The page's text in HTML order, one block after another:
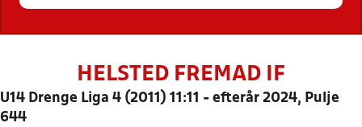
HELSTED FREMAD IF
U14 Drenge Liga 4 (2011) 11:11 - efterår 2024, Pulje
644